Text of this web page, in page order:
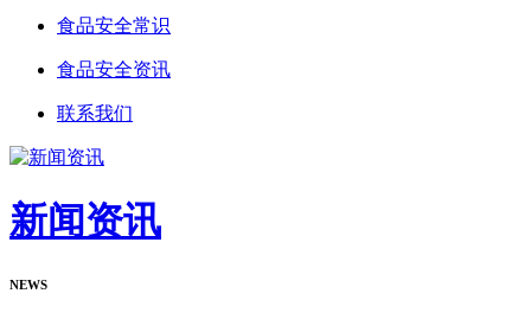
食品安全常识
食品安全资讯
联系我们
新闻资讯
NEWS